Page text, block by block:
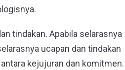
tindakan. Apabila selarasnya
ucapan dan tindakan
kejujuran dan komitmen.